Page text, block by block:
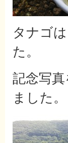
タナゴ
た。
記念写
ました。